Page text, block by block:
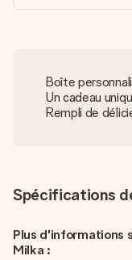
Boîte
Un cadeau
Rempli de
Spécifications
Plus d'informations
Milka :